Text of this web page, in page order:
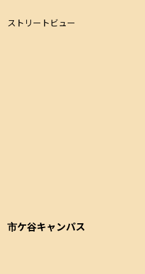
ストリートビュー
市ケ谷キャンパス